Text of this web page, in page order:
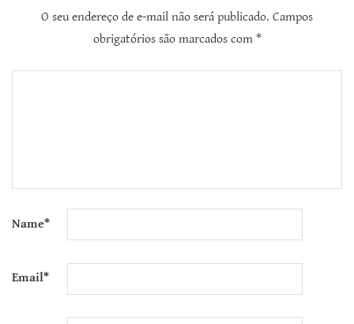
O seu endereço de e-mail não será publicado. Campos
obrigatórios são marcados com *
Name*
Email*